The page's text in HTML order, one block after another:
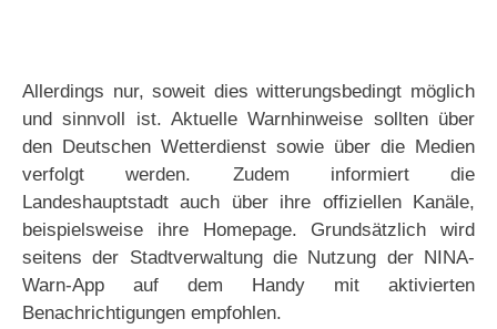
Allerdings nur, soweit dies witterungsbedingt möglich
und sinnvoll ist. Aktuelle Warnhinweise sollten über
den Deutschen Wetterdienst sowie über die Medien
verfolgt werden. Zudem informiert die
Landeshauptstadt auch über ihre offiziellen Kanäle,
beispielsweise ihre Homepage. Grundsätzlich wird
seitens der Stadtverwaltung die Nutzung der NINA-
Warn-App auf dem Handy mit aktivierten
Benachrichtigungen empfohlen.